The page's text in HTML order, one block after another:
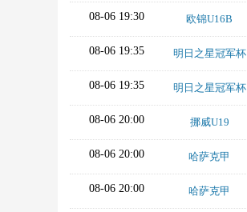
08-06 19:30 欧锦U16B
08-06 19:35 明日之星冠军杯
08-06 19:35 明日之星冠军杯
08-06 20:00 挪威U19
08-06 20:00 哈萨克甲
08-06 20:00 哈萨克甲